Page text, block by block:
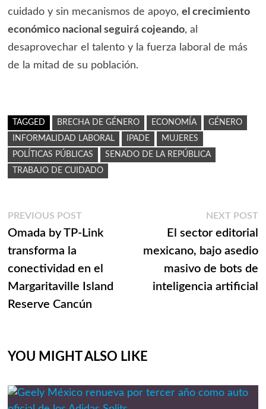
cuidado y sin mecanismos de apoyo, el crecimiento
económico nacional seguirá cojeando, al
desaprovechar el talento y la fuerza laboral de más
de la mitad de su población.
TAGGED BRECHA DE GÉNERO ECONOMÍA
GÉNERO
INFORMALIDAD LABORAL
IPADE
MUJERES
POLÍTICAS PÚBLICAS
SENADO DE LA REPÚBLICA
TRABAJO DE CUIDADO
Navegación
de
entradas
PREVIOUS POSTPrevious
post:
Omada by TP-Link
transforma la
conectividad en el
Margaritaville Island
Reserve Cancún
NEXT POST
El sector editorial
mexicano, bajo asedio
masivo de bots de
inteligencia artificial
YOU MIGHT ALSO LIKE